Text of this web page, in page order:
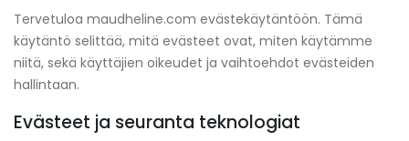
Tervetuloa maudheline.com evästekäytäntöön. Tämä
käytäntö selittää, mitä evästeet ovat, miten käytämme
niitä, sekä käyttäjien oikeudet ja vaihtoehdot evästeiden
hallintaan.
Evästeet ja seuranta teknologiat